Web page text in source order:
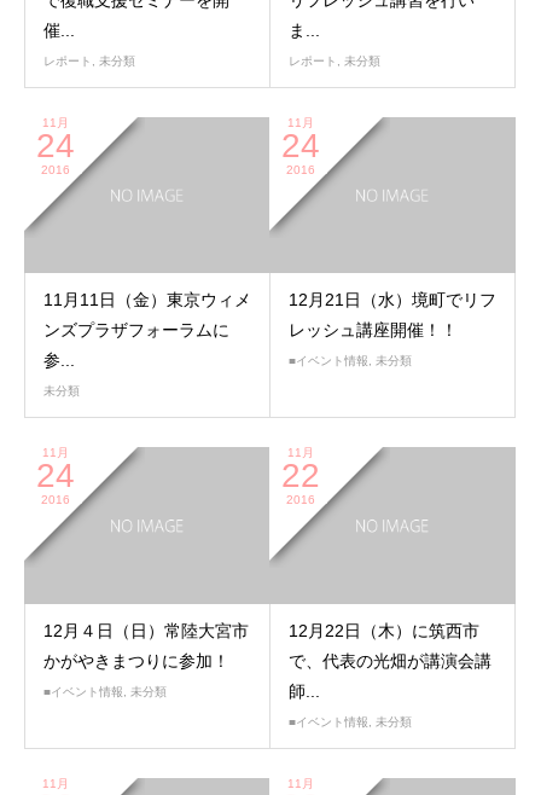
催...
レポート 未分類
ま...
レポート 未分類
11月
24
2016
11月11日（金）東京ウィメ
ンズプラザフォーラムに
参...
未分類
11月
24
2016
12月21日（水）境町でリフ
レッシュ講座開催！！
■イベント情報 未分類
11月
24
2016
12月４日（日）常陸大宮市
かがやきまつりに参加！
■イベント情報 未分類
11月
22
2016
12月22日（木）に筑西市
で、代表の光畑が講演会講
師...
■イベント情報 未分類
11月 11月